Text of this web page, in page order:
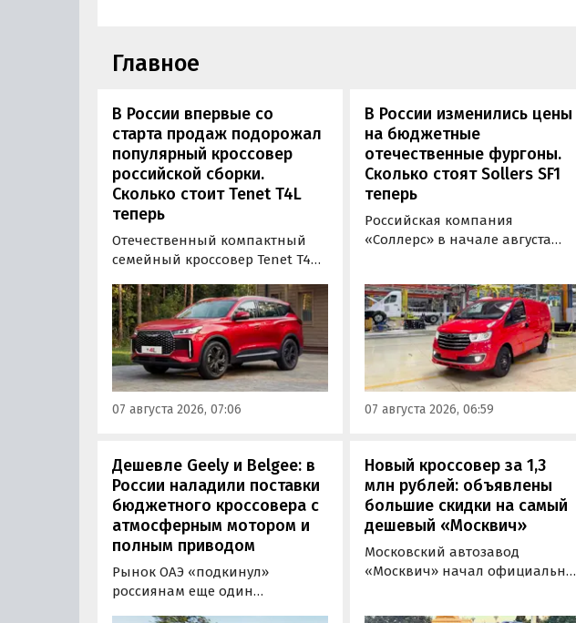
Главное
В России впервые со
старта продаж подорожал
популярный кроссовер
российской сборки.
Сколько стоит Tenet T4L
теперь
Отечественный компактный
семейный кроссовер Tenet T4L
На эту сумму выросла цена его
базовой комплектации, в то
время как стоимость топовой
версии осталась неизменной,
выяснили «Автоновости дня» в
ходе мониторинга прайс-
листов Tenet.
07 августа 2026, 07:06
В России изменились цены
на бюджетные
отечественные фургоны.
Сколько стоят Sollers SF1
теперь
Российская компания
«Соллерс» в начале августа
грузопассажирский фургоны
Sollers SF1 на 100 тыс. рублей
(+3,9-4,7%). Об этом
«Автоновости дня» узнали в
ходе регулярного мониторинга
прайс-листов марки Sollers.
07 августа 2026, 06:59
Дешевле Geely и Belgee: в
России наладили поставки
бюджетного кроссовера с
атмосферным мотором и
полным приводом
Рынок ОАЭ «подкинул»
россиянам еще один
Новый кроссовер за 1,3
млн рублей: объявлены
большие скидки на самый
дешевый «Москвич»
Московский автозавод
«Москвич» начал официально